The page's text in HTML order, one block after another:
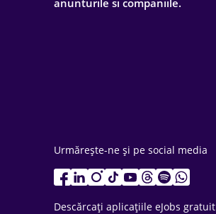
anunturile si companiile.
Urmărește-ne și pe social media
Descărcați aplicațiile eJobs gratuit